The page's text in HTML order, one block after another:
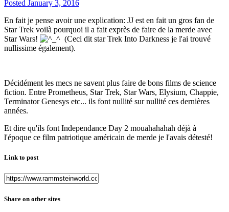
Posted January 3, 2016
En fait je pense avoir une explication: JJ est en fait un gros fan de
Star Trek voilà pourquoi il a fait exprès de faire de la merde avec
Star Wars!
(Ceci dit star Trek Into Darkness je l'ai trouvé
nullissime également).
Décidément les mecs ne savent plus faire de bons films de science
fiction. Entre Prometheus, Star Trek, Star Wars, Elysium, Chappie,
Terminator Genesys etc... ils font nullité sur nullité ces dernières
années.
Et dire qu'ils font Independance Day 2 mouahahahah déjà à
l'époque ce film patriotique américain de merde je l'avais détesté!
Link to post
Share on other sites